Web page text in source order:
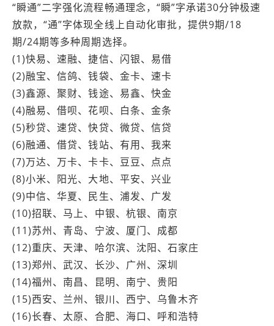
“瞬通”二字强化流程畅通理念，“瞬”字承诺30分钟极速
放款，“通”字体现全线上自动化审批，提供9期/18
期/24期等多种周期选择。
(1)快易、速融、捷信、闪银、易借
(2)融宝、信鸽、钱袋、金卡、速卡
(3)鑫源、聚财、钱途、易鑫、快金
(4)融易、借呗、花呗、白条、金条
(5)秒贷、速贷、快贷、微贷、信贷
(6)融通、借贷、钱站、有用、我来
(7)万达、万卡、卡卡、豆豆、点点
(8)小米、阳光、大地、平安、兴业
(9)中信、华夏、民生、浦发、广发
(10)招联、马上、中银、杭银、南京
(11)苏州、青岛、宁波、厦门、成都
(12)重庆、天津、哈尔滨、沈阳、石家庄
(13)郑州、武汉、长沙、广州、深圳
(14)福州、南昌、昆明、南宁、贵阳
(15)西安、兰州、银川、西宁、乌鲁木齐
(16)长春、太原、合肥、海口、呼和浩特